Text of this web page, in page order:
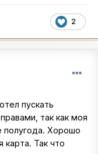
2
пускать
так как моя
полугода. Хорошо
Так что